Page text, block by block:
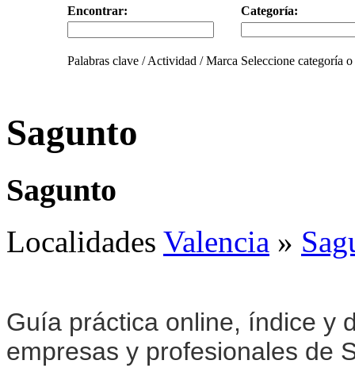
Encontrar: Categoría:
Palabras clave / Actividad / Marca Seleccione categoría
Sagunto
Sagunto
Localidades Valencia »
Guía práctica online, índice y
empresas y profesionales de